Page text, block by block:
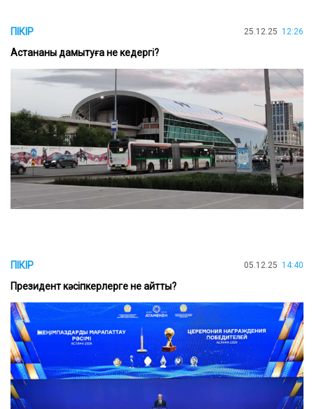
ПІКІР 25.12.25 12:26
Астананы дамытуға не кедергі?
ПІКІР 05.12.25 14:40
Президент кәсіпкерлерге не айтты?